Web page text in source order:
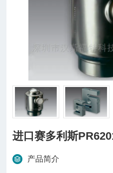
进口赛多利斯
产品简介